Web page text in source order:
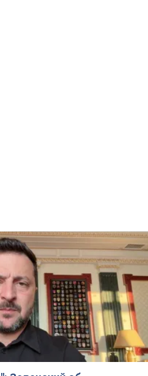
к совместному
Сикорский призвал
ракет над
российские ракеты над